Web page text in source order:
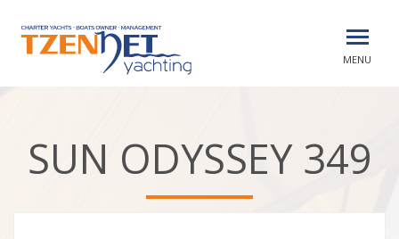
MENU
SUN ODYSSEY 349